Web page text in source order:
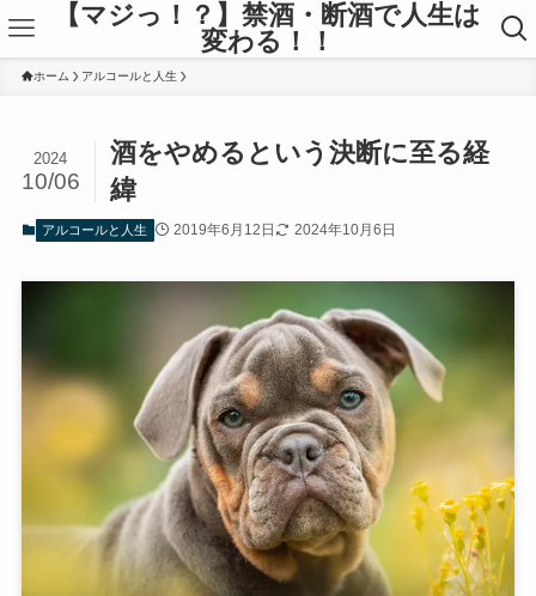
【マジっ！？】禁酒・断酒で人生は
変わる！！
ホーム アルコールと人生
酒をやめるという決断に至る経
緯
2024
10/06
アルコールと人生 2019年6月12日 2024年10月6日